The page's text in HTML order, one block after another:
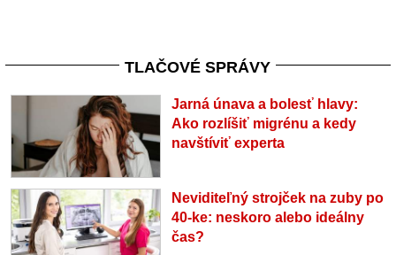
TLAČOVÉ SPRÁVY
Jarná únava a bolesť hlavy:
Ako rozlíšiť migrénu a kedy
navštíviť experta
Neviditeľný strojček na zuby po
40-ke: neskoro alebo ideálny
čas?